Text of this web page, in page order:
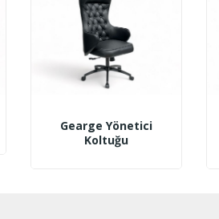
Gearge Yönetici
Koltuğu